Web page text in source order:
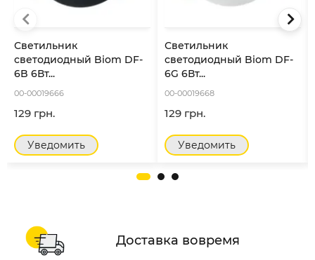
Светильник
светодиодный Biom DF-
6B 6Вт...
00-00019666
129 грн.
Уведомить
Светильник
светодиодный Biom DF-
6G 6Вт...
00-00019668
129 грн.
Уведомить
Доставка вовремя